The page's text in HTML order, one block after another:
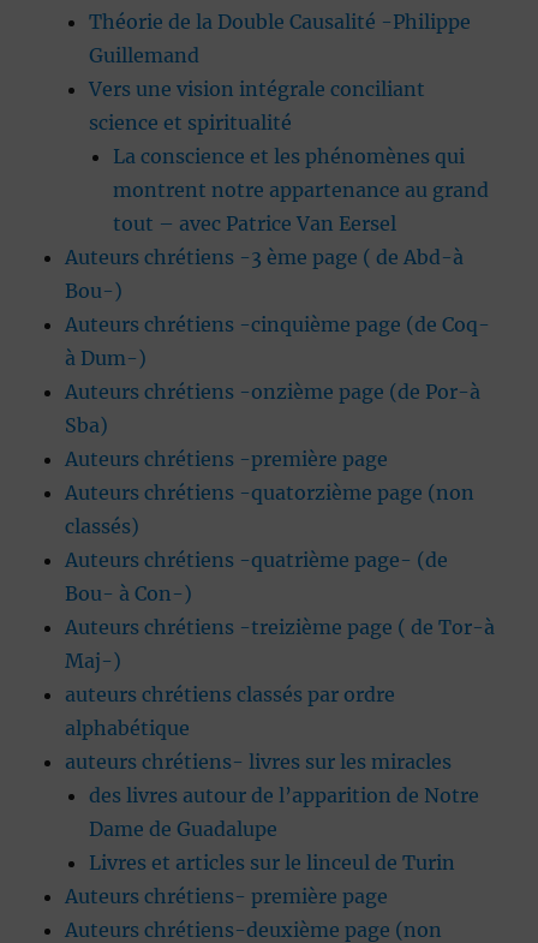
Théorie de la Double Causalité -Philippe
Guillemand
Vers une vision intégrale conciliant
science et spiritualité
La conscience et les phénomènes qui
montrent notre appartenance au grand
tout – avec Patrice Van Eersel
Auteurs chrétiens -3 ème page ( de Abd-à
Bou-)
Auteurs chrétiens -cinquième page (de Coq-
à Dum-)
Auteurs chrétiens -onzième page (de Por-à
Sba)
Auteurs chrétiens -première page
Auteurs chrétiens -quatorzième page (non
classés)
Auteurs chrétiens -quatrième page- (de
Bou- à Con-)
Auteurs chrétiens -treizième page ( de Tor-à
Maj-)
auteurs chrétiens classés par ordre
alphabétique
auteurs chrétiens- livres sur les miracles
des livres autour de l’apparition de Notre
Dame de Guadalupe
Livres et articles sur le linceul de Turin
Auteurs chrétiens- première page
Auteurs chrétiens-deuxième page (non